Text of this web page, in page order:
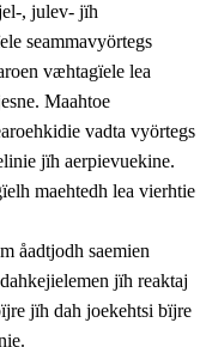
, julev- jïh
seammavyörtegs
væhtagïele lea
Maahtoe
vadta vyörtegs
jïh aerpievuekine.
maehtedh lea vierhtie
åadtjodh saemien
jïh reaktaj
jïh dah joekehtsi bïjre